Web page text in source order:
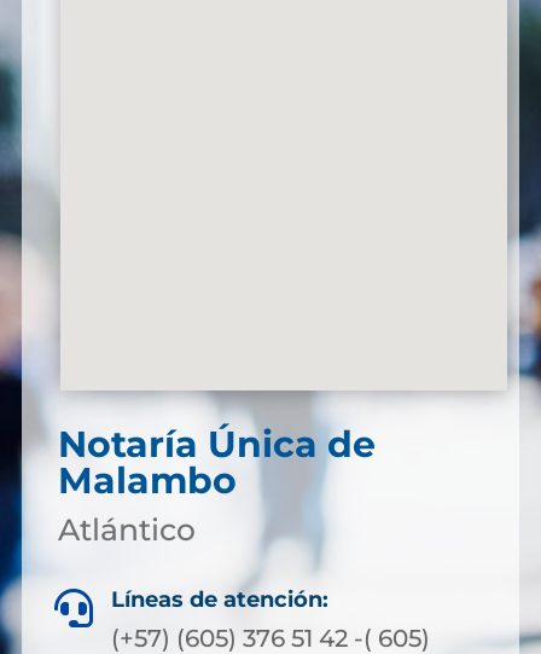
Notaría Única de
Malambo
Atlántico
 Líneas de atención:
(+57) (605) 376 51 42 -( 605)